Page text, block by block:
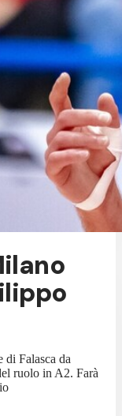
di Falasca da
ruolo in A2. Farà